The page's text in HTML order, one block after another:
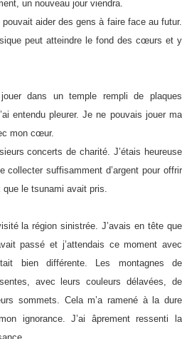
un nouveau jour viendra.
aider des gens à faire face au futur.
peut atteindre le fond des cœurs et y
dans un temple rempli de plaques
entendu pleurer. Je ne pouvais jouer ma
mon cœur.
concerts de charité. J’étais heureuse
collecter suffisamment d’argent pour offrir
le tsunami avait pris.
la région sinistrée. J’avais en tête que
passé et j’attendais ce moment avec
bien différente. Les montagnes de
avec leurs couleurs délavées, de
sommets. Cela m’a ramené à la dure
ignorance. J’ai âprement ressenti la